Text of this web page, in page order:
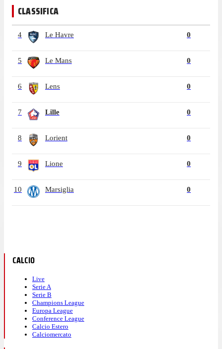
CLASSIFICA
4 Le Havre 0
5 Le Mans 0
6 Lens 0
7 Lille 0
8 Lorient 0
9 Lione 0
10 Marsiglia 0
CALCIO
Live
Serie A
Serie B
Champions League
Europa League
Conference League
Calcio Estero
Calciomercato